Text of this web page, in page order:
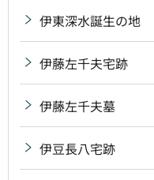
伊東深水誕生の地
伊藤左千夫宅跡
伊藤左千夫墓
伊豆長八宅跡